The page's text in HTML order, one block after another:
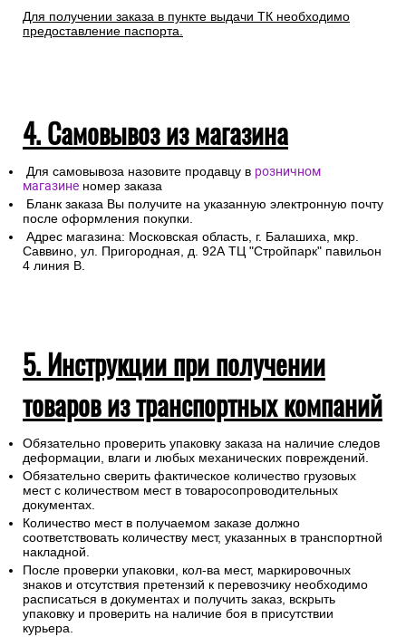
Для получении заказа в пункте выдачи ТК необходимо
предоставление паспорта.
4. Самовывоз из магазина
Для самовывоза назовите продавцу в розничном
магазине номер заказа
Бланк заказа Вы получите на указанную электронную почту
после оформления покупки.
Адрес магазина: Московская область, г. Балашиха, мкр.
Саввино, ул. Пригородная, д. 92А ТЦ "Стройпарк" павильон
4 линия В.
5. Инструкции при получении
товаров из транспортных компаний
Обязательно проверить упаковку заказа на наличие следов
деформации, влаги и любых механических повреждений.
Обязательно сверить фактическое количество грузовых
мест с количеством мест в товаросопроводительных
документах.
Количество мест в получаемом заказе должно
соответствовать количеству мест, указанных в транспортной
накладной.
После проверки упаковки, кол-ва мест, маркировочных
знаков и отсутствия претензий к перевозчику необходимо
расписаться в документах и получить заказ, вскрыть
упаковку и проверить на наличие боя в присутствии
курьера.